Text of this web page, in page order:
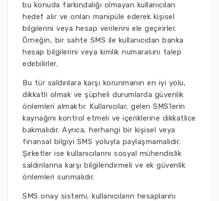
bu konuda farkındalığı olmayan kullanıcıları
hedef alır ve onları manipüle ederek kişisel
bilgilerini veya hesap verilerini ele geçirirler.
Örneğin, bir sahte SMS ile kullanıcıdan banka
hesap bilgilerini veya kimlik numarasını talep
edebilirler.
Bu tür saldırılara karşı korunmanın en iyi yolu,
dikkatli olmak ve şüpheli durumlarda güvenlik
önlemleri almaktır. Kullanıcılar, gelen SMS'lerin
kaynağını kontrol etmeli ve içeriklerine dikkatlice
bakmalıdır. Ayrıca, herhangi bir kişisel veya
finansal bilgiyi SMS yoluyla paylaşmamalıdır.
Şirketler ise kullanıcılarını sosyal mühendislik
saldırılarına karşı bilgilendirmeli ve ek güvenlik
önlemleri sunmalıdır.
SMS onay sistemi, kullanıcıların hesaplarını